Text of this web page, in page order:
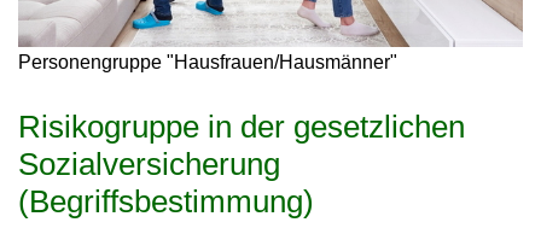
Personengruppe "Hausfrauen/Hausmänner"
Risikogruppe in der gesetzlichen
Sozialversicherung
(Begriffsbestimmung)